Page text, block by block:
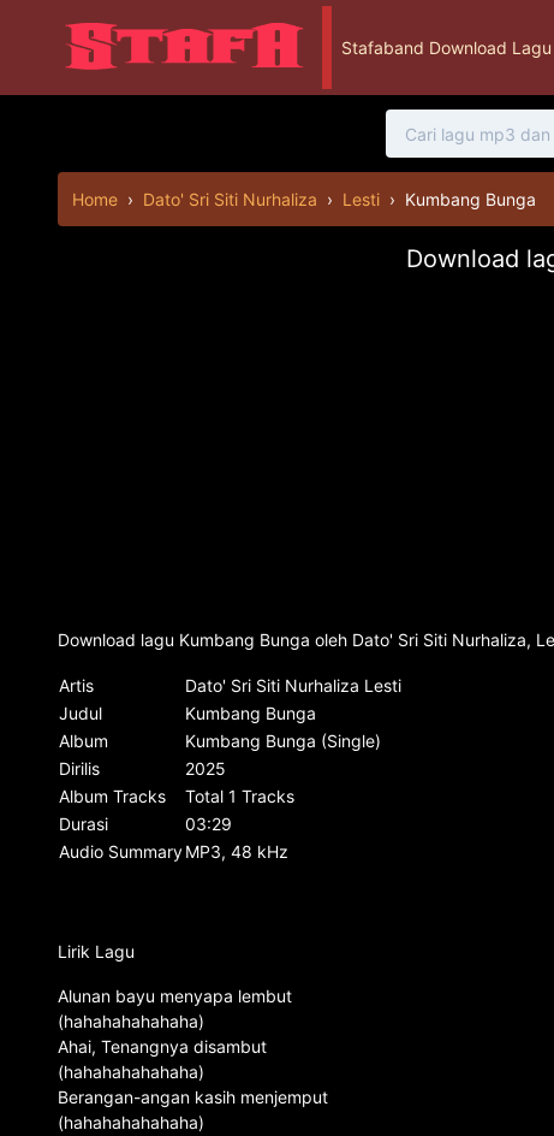
Stafaband Download
Home › Dato' Sri Siti Nurhaliza › Lesti › Kumbang Bunga
Download
Download lagu Kumbang Bunga oleh Dato' Sri Siti Nurhaliza,
Artis
Dato' Sri Siti Nurhaliza Lesti
Judul
Kumbang Bunga
Album
Kumbang Bunga (Single)
Dirilis
2025
Album Tracks
Total 1 Tracks
Durasi
03:29
Audio SummaryMP3, 48 kHz
Lirik Lagu
Alunan bayu menyapa lembut
(hahahahahahaha)
Ahai, Tenangnya disambut
(hahahahahahaha)
Berangan-angan kasih menjemput
(hahahahahahaha)